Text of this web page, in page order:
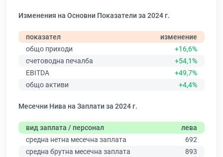
Изменения на Основни Показатели за 2024 г.
показател
изменение
общо приходи
+16,6%
счетоводна печалба
+54,1%
EBITDA
+49,7%
общо активи
+4,4%
Месечни Нива на Заплати за 2024 г.
вид заплата / персонал
лева
средна нетна месечна заплата
692
средна брутна месечна заплата
893